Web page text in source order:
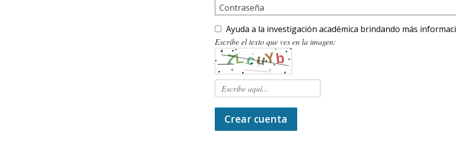
Contraseña
Ayuda a la investigación académica brindando más
Escribe el texto que ves en la imagen:
Crear cuenta